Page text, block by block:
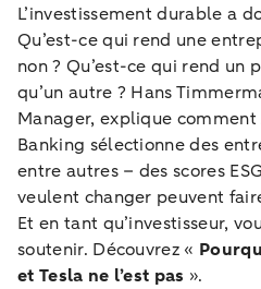
L’investissement durable a
Qu’est-ce qui rend une
non ? Qu’est-ce qui rend
qu’un autre ? Hans
Manager, explique comment
Banking sélectionne des
entre autres – des scores
veulent changer peuvent
Et en tant qu’investisseur,
soutenir. Découvrez «
et Tesla ne l’est pas ».